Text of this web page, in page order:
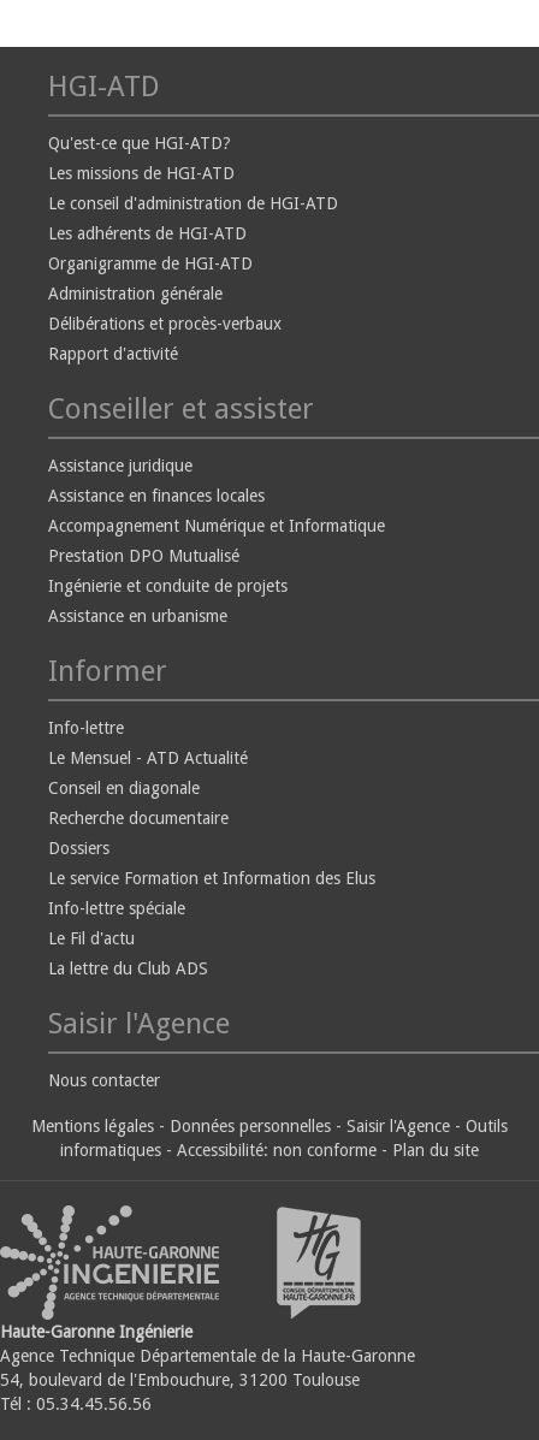
HGI-ATD
Qu'est-ce que HGI-ATD?
Les missions de HGI-ATD
Le conseil d'administration de HGI-ATD
Les adhérents de HGI-ATD
Organigramme de HGI-ATD
Administration générale
Délibérations et procès-verbaux
Rapport d'activité
Conseiller et assister
Assistance juridique
Assistance en finances locales
Accompagnement Numérique et Informatique
Prestation DPO Mutualisé
Ingénierie et conduite de projets
Assistance en urbanisme
Informer
Info-lettre
Le Mensuel - ATD Actualité
Conseil en diagonale
Recherche documentaire
Dossiers
Le service Formation et Information des Elus
Info-lettre spéciale
Le Fil d'actu
La lettre du Club ADS
Saisir l'Agence
Nous contacter
Mentions légales - Données personnelles - Saisir l'Agence - Outils
informatiques - Accessibilité: non conforme - Plan du site
Haute-Garonne Ingénierie
Agence Technique Départementale de la Haute-Garonne
54, boulevard de l'Embouchure, 31200 Toulouse
Tél : 05.34.45.56.56